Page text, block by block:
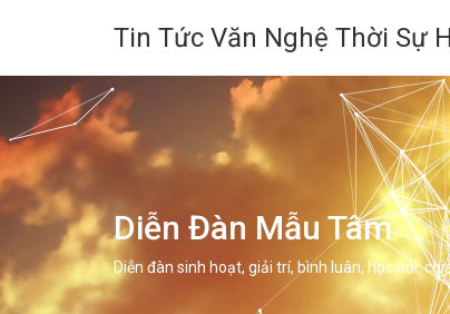
Tin Tức Văn Nghệ Thời Sự
Diễn Đàn Mẫu Tâm
Diễn đàn sinh hoạt, giải trí, bình luân, học hỏi,